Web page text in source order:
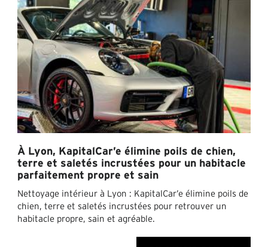
À Lyon, KapitalCar’e élimine poils de chien,
terre et saletés incrustées pour un habitacle
parfaitement propre et sain
Nettoyage intérieur à Lyon : KapitalCar’e élimine poils de
chien, terre et saletés incrustées pour retrouver un
habitacle propre, sain et agréable.